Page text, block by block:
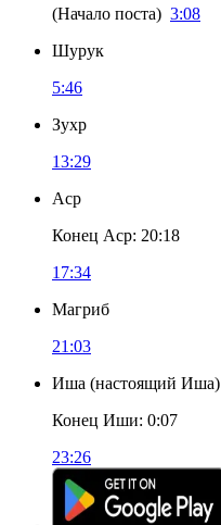
(Начало поста) 3:08
Шурук
5:46
Зухр
13:29
Аср
Конец Аср: 20:18
17:34
Магриб
21:03
Иша (настоящий Иша)
Конец Иши: 0:07
23:26